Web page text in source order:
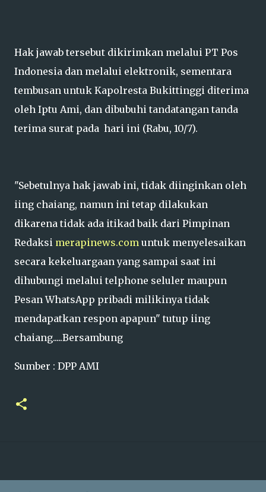
Hak jawab tersebut dikirimkan melalui PT Pos
Indonesia dan melalui elektronik, sementara
tembusan untuk Kapolresta Bukittinggi diterima
oleh Iptu Ami, dan dibubuhi tandatangan tanda
terima surat pada hari ini (Rabu, 10/7).
"Sebetulnya hak jawab ini, tidak diinginkan oleh
iing chaiang, namun ini tetap dilakukan
dikarena tidak ada itikad baik dari Pimpinan
Redaksi merapinews.com untuk menyelesaikan
secara kekeluargaan yang sampai saat ini
dihubungi melalui telphone seluler maupun
Pesan WhatsApp pribadi milikinya tidak
mendapatkan respon apapun" tutup iing
chaiang.....Bersambung
Sumber : DPP AMI